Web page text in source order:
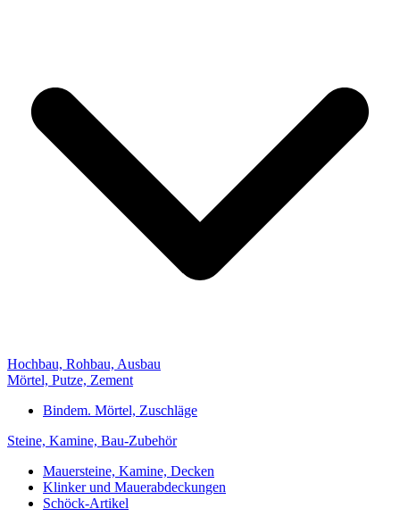
Hochbau, Rohbau, Ausbau
Mörtel, Putze, Zement
Bindem. Mörtel, Zuschläge
Steine, Kamine, Bau-Zubehör
Mauersteine, Kamine, Decken
Klinker und Mauerabdeckungen
Schöck-Artikel